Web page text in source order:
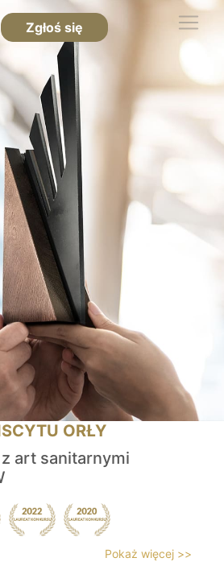
Zgłoś się
ORŁY
art sanitarnymi
Pokaż więcej >>